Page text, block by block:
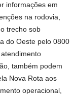
informações em
na rodovia,
trecho sob
do Oeste pelo 0800
também podem
Nova Rota aos
operacional,